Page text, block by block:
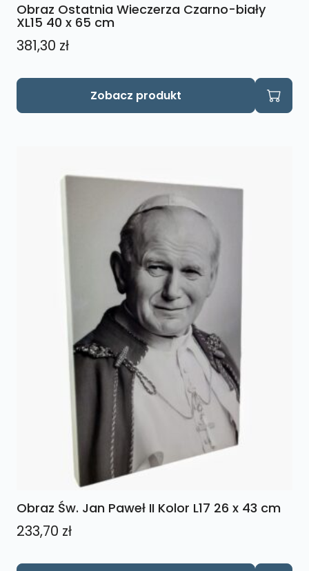
Obraz Ostatnia Wieczerza Czarno-biały
XL15 40 x 65 cm
381,30 zł
Zobacz produkt
Obraz Św. Jan Paweł II Kolor L17 26 x 43 cm
233,70 zł